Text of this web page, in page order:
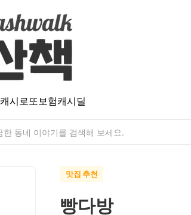
캐시로또보험캐시딜
맛집 추천
빵다방